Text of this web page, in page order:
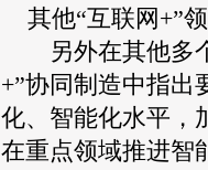
其他“互联网+”
另外在其他多个
+”协同制造中指出
化、智能化水平，
在重点领域推进智